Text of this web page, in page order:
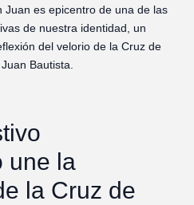
es epicentro de una de las
de nuestra identidad, un
del velorio de la Cruz de
Bautista.
une la
la Cruz de